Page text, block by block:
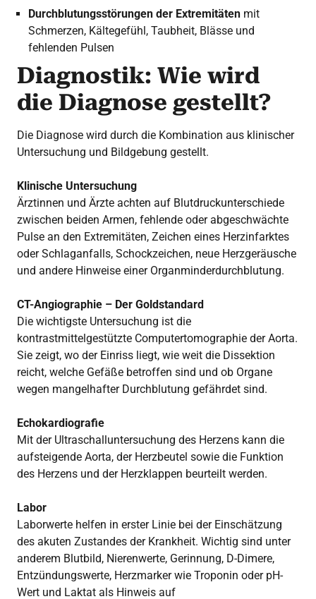
Durchblutungsstörungen der Extremitäten mit
Schmerzen, Kältegefühl, Taubheit, Blässe und
fehlenden Pulsen
Diagnostik: Wie wird
die Diagnose gestellt?
Die Diagnose wird durch die Kombination aus klinischer
Untersuchung und Bildgebung gestellt.
Klinische Untersuchung
Ärztinnen und Ärzte achten auf Blutdruckunterschiede
zwischen beiden Armen, fehlende oder abgeschwächte
Pulse an den Extremitäten, Zeichen eines Herzinfarktes
oder Schlaganfalls, Schockzeichen, neue Herzgeräusche
und andere Hinweise einer Organminderdurchblutung.
CT-Angiographie – Der Goldstandard
Die wichtigste Untersuchung ist die
kontrastmittelgestützte Computertomographie der Aorta.
Sie zeigt, wo der Einriss liegt, wie weit die Dissektion
reicht, welche Gefäße betroffen sind und ob Organe
wegen mangelhafter Durchblutung gefährdet sind.
Echokardiografie
Mit der Ultraschalluntersuchung des Herzens kann die
aufsteigende Aorta, der Herzbeutel sowie die Funktion
des Herzens und der Herzklappen beurteilt werden.
Labor
Laborwerte helfen in erster Linie bei der Einschätzung
des akuten Zustandes der Krankheit. Wichtig sind unter
anderem Blutbild, Nierenwerte, Gerinnung, D-Dimere,
Entzündungswerte, Herzmarker wie Troponin oder pH-
Wert und Laktat als Hinweis auf